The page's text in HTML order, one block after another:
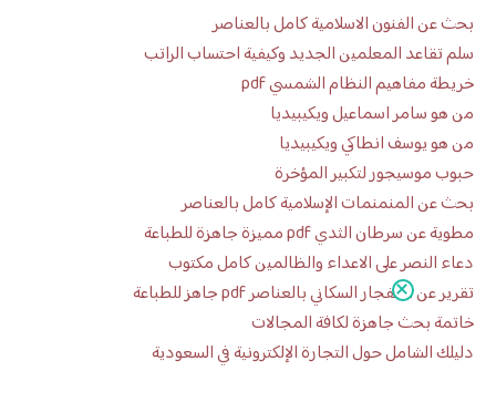
بحث عن الفنون الاسلامية كامل بالعناصر
سلم تقاعد المعلمين الجديد وكيفية احتساب الراتب
خريطة مفاهيم النظام الشمسي pdf
من هو سامر اسماعيل ويكيبيديا
من هو يوسف انطاكي ويكيبيديا
حبوب موسيجور لتكبير المؤخرة
بحث عن المنمنمات الإسلامية كامل بالعناصر
مطوية عن سرطان الثدي pdf مميزة جاهزة للطباعة
دعاء النصر على الاعداء والظالمين كامل مكتوب
تقرير عن الانفجار السكاني بالعناصر pdf جاهز للطباعة
خاتمة بحث جاهزة لكافة المجالات
دليلك الشامل حول التجارة الإلكترونية في السعودية